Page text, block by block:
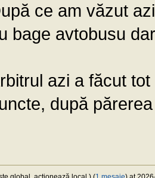
ce am văzut
bage avtobusu
azi a făcut
după